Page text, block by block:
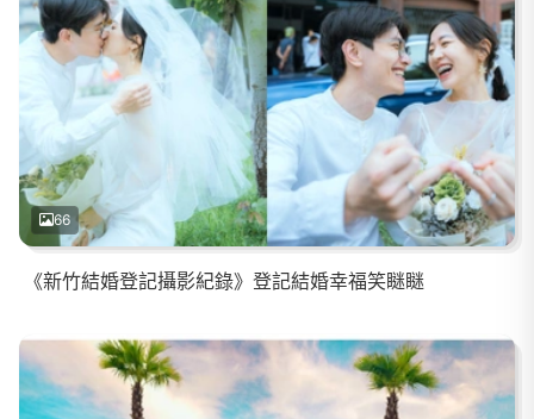
66
《新竹結婚登記攝影紀錄》登記結婚幸福笑瞇瞇